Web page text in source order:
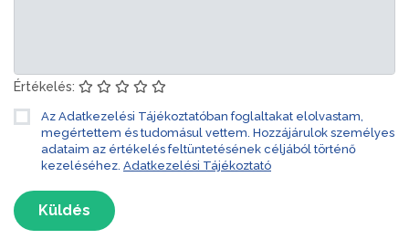
Értékelés:
Az Adatkezelési Tájékoztatóban foglaltakat elolvastam,
megértettem és tudomásul vettem. Hozzájárulok személyes
adataim az értékelés feltüntetésének céljából történő
kezeléséhez. Adatkezelési Tájékoztató
Küldés